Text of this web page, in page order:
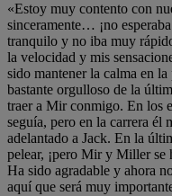
«Estoy muy contento con
sinceramente… ¡no
tranquilo y no iba muy
la velocidad y mis
sido mantener la calma en
bastante orgulloso de la
traer a Mir conmigo. En los
seguía, pero en la carrera él
adelantado a Jack. En la
pelear, ¡pero Mir y Miller
Ha sido agradable y ahora
aquí que será muy